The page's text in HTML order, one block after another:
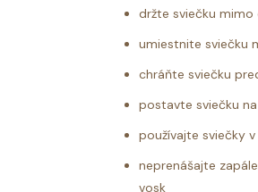
držte sviečku
umiestnite sviečku
chráňte sviečku
postavte sviečku
používajte sviečky
neprenášajte
vosk